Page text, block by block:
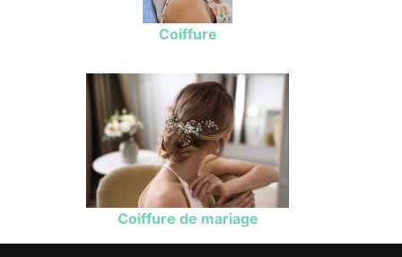
Coiffure
Coiffure de mariage